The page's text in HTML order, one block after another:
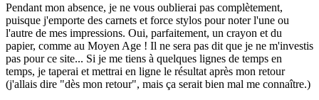
Pendant mon absence, je ne vous oublierai pas complètement,
puisque j'emporte des carnets et force stylos pour noter l'une ou
l'autre de mes impressions. Oui, parfaitement, un crayon et du
papier, comme au Moyen Age ! Il ne sera pas dit que je ne m'investis
pas pour ce site... Si je me tiens à quelques lignes de temps en
temps, je taperai et mettrai en ligne le résultat après mon retour
(j'allais dire "dès mon retour", mais ça serait bien mal me connaître.)